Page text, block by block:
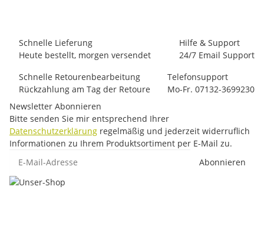
Schnelle Lieferung
Heute bestellt, morgen versendet
Hilfe & Support
24/7 Email Support
Schnelle Retourenbearbeitung
Rückzahlung am Tag der Retoure
Telefonsupport
Mo-Fr. 07132-3699230
Newsletter Abonnieren
Bitte senden Sie mir entsprechend Ihrer
Datenschutzerklärung regelmäßig und jederzeit widerruflich
Informationen zu Ihrem Produktsortiment per E-Mail zu.
Abonnieren